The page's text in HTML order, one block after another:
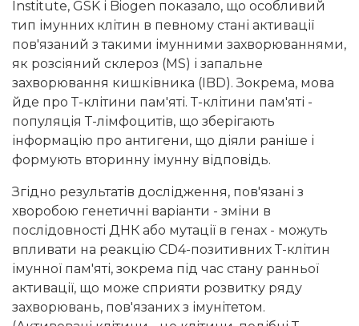
Institute, GSK і Biogen показало, що особливий
тип імунних клітин в певному стані активації
пов'язаний з такими імунними захворюваннями,
як розсіяний склероз (MS) і запальне
захворювання кишківника (IBD). Зокрема, мова
йде про Т-клітини пам'яті. Т-клітини пам'яті -
популяція Т-лімфоцитів, що зберігають
інформацію про антигени, що діяли раніше і
формують вторинну імунну відповідь.
Згідно результатів дослідження, пов'язані з
хворобою генетичні варіанти - зміни в
послідовності ДНК або мутації в генах - можуть
впливати на реакцію CD4-позитивних Т-клітин
імунної пам'яті, зокрема під час стану ранньої
активації, що може сприяти розвитку ряду
захворювань, пов'язаних з імунітетом.